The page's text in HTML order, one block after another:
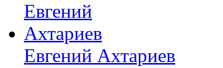
Евгений Ахтариев